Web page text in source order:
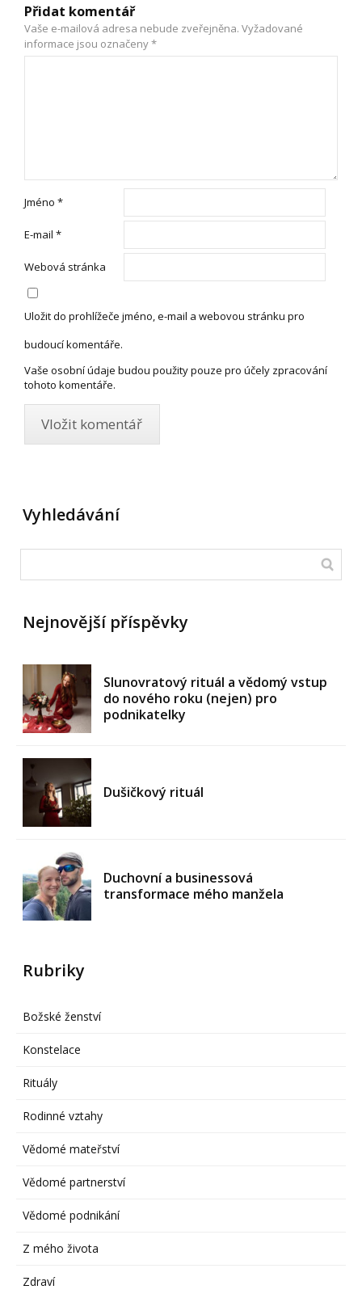
Přidat komentář
Vaše e-mailová adresa nebude zveřejněna. Vyžadované
informace jsou označeny*
Jméno *
E-mail *
Webová stránka
Uložit do prohlížeče jméno, e-mail a webovou stránku pro
budoucí komentáře.
Vaše osobní údaje budou použity pouze pro účely zpracování
tohoto komentáře.
Vyhledávání
Nejnovější příspěvky
Slunovratový rituál a vědomý vstup
do nového roku (nejen) pro
podnikatelky
Dušičkový rituál
Duchovní a businessová
transformace mého manžela
Rubriky
Božské ženství
Konstelace
Rituály
Rodinné vztahy
Vědomé mateřství
Vědomé partnerství
Vědomé podnikání
Z mého života
Zdraví